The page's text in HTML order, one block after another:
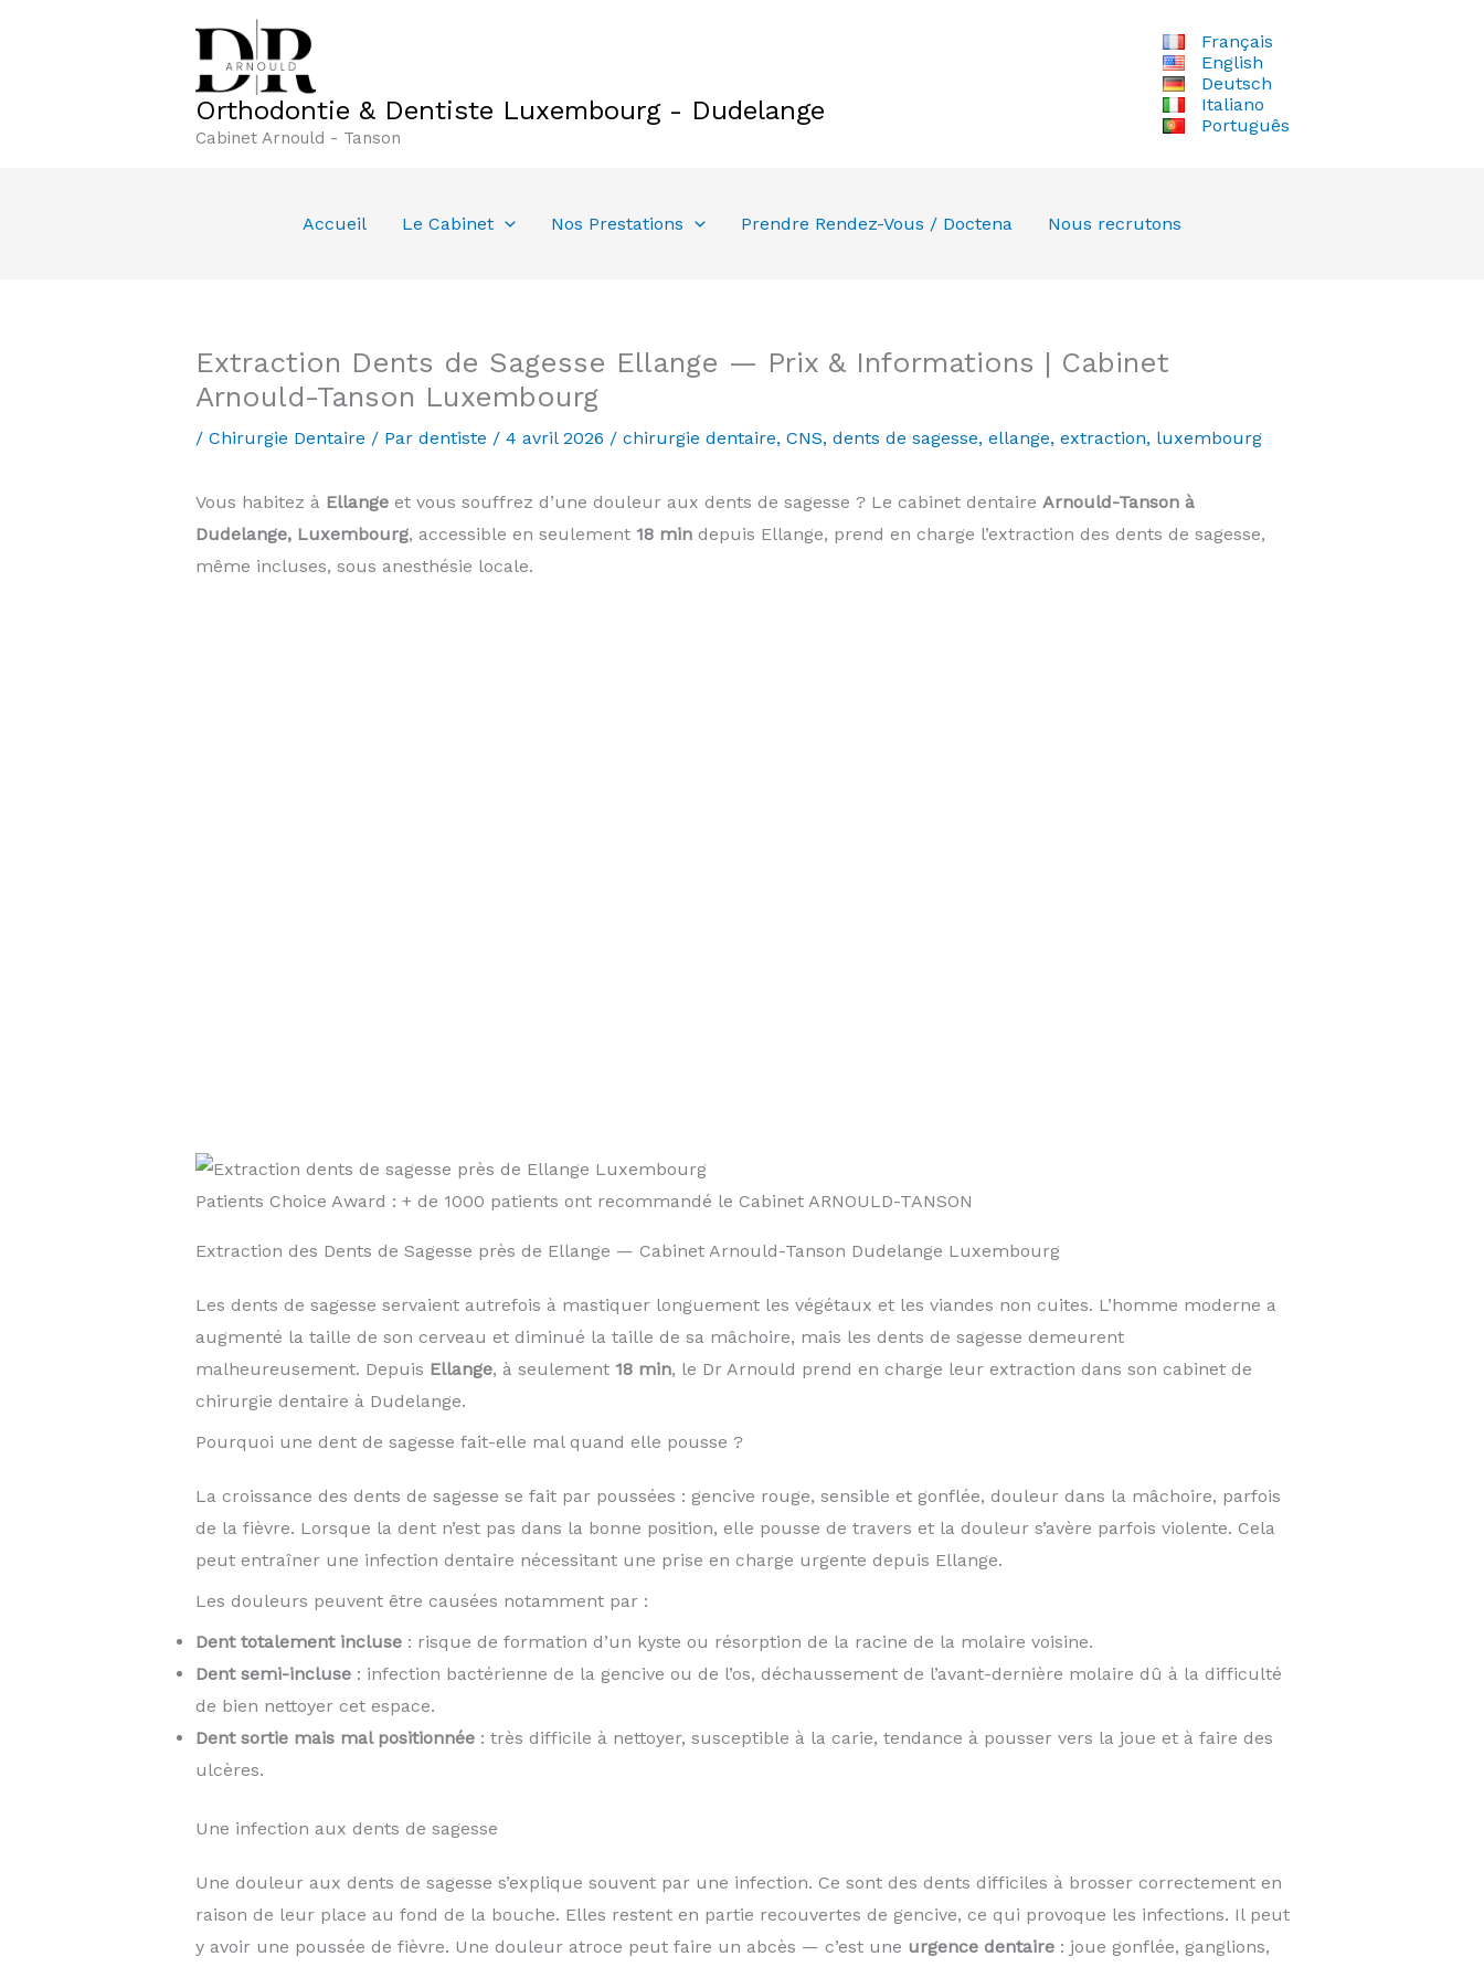
Orthodontie & Dentiste Luxembourg - Dudelange
Cabinet Arnould - Tanson
Français
English
Deutsch
Italiano
Português
Accueil Le Cabinet Nos Prestations Prendre Rendez-Vous / Doctena Nous recrutons
Extraction Dents de Sagesse Ellange — Prix & Informations | Cabinet
Arnould-Tanson Luxembourg
/ Chirurgie Dentaire / Par dentiste / 4 avril 2026 / chirurgie dentaire, CNS, dents de sagesse, ellange, extraction, luxembourg
Vous habitez à Ellangeet vous souffrez d’une douleur aux dents de sagesse ? Le cabinet dentaire Arnould-Tanson à
Dudelange, Luxembourg, accessible en seulement 18 mindepuis Ellange, prend en charge l’extraction des dents de sagesse,
même incluses, sous anesthésie locale.
Patients Choice Award : + de 1000 patients ont recommandé le Cabinet ARNOULD-TANSON
Extraction des Dents de Sagesse près de Ellange — Cabinet Arnould-Tanson Dudelange Luxembourg
Les dents de sagesse servaient autrefois à mastiquer longuement les végétaux et les viandes non cuites. L’homme moderne a
augmenté la taille de son cerveau et diminué la taille de sa mâchoire, mais les dents de sagesse demeurent
malheureusement. Depuis Ellange, à seulement 18 min, le Dr Arnould prend en charge leur extraction dans son cabinet de
chirurgie dentaire à Dudelange.
Pourquoi une dent de sagesse fait-elle mal quand elle pousse ?
La croissance des dents de sagesse se fait par poussées : gencive rouge, sensible et gonflée, douleur dans la mâchoire, parfois
de la fièvre. Lorsque la dent n’est pas dans la bonne position, elle pousse de travers et la douleur s’avère parfois violente. Cela
peut entraîner une infection dentaire nécessitant une prise en charge urgente depuis Ellange.
Les douleurs peuvent être causées notamment par :
Dent totalement incluse: risque de formation d’un kyste ou résorption de la racine de la molaire voisine.
Dent semi-incluse: infection bactérienne de la gencive ou de l’os, déchaussement de l’avant-dernière molaire dû à la difficulté
de bien nettoyer cet espace.
Dent sortie mais mal positionnée: très difficile à nettoyer, susceptible à la carie, tendance à pousser vers la joue et à faire des
ulcères.
Une infection aux dents de sagesse
Une douleur aux dents de sagesse s’explique souvent par une infection. Ce sont des dents difficiles à brosser correctement en
raison de leur place au fond de la bouche. Elles restent en partie recouvertes de gencive, ce qui provoque les infections. Il peut
y avoir une poussée de fièvre. Une douleur atroce peut faire un abcès — c’est une urgence dentaire: joue gonflée, ganglions,